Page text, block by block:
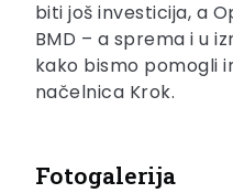
biti još investicija, a
BMD – a sprema i u
kako bismo pomogli
načelnica Krok.
Fotogalerija